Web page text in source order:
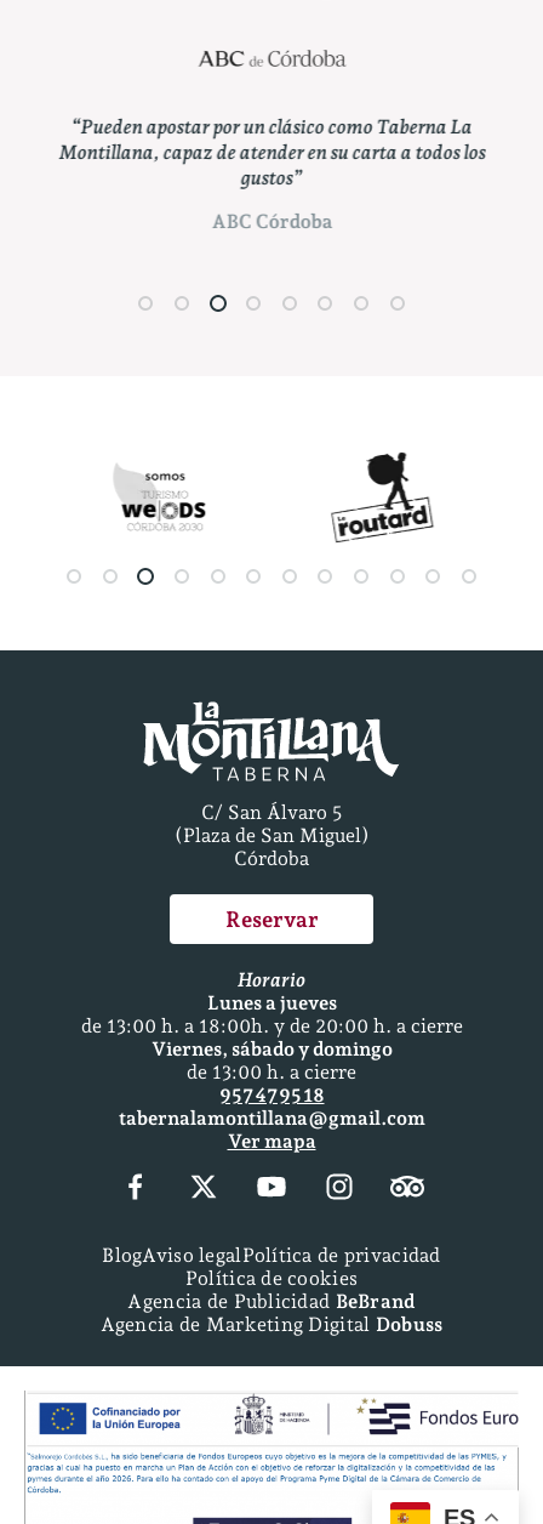
“Pueden apostar por un clásico como Taberna La
Montillana, capaz de atender en su carta a todos los
gustos”
ABC Córdoba
C/ San Álvaro 5
(Plaza de San Miguel)
Córdoba
Reservar
Horario
Lunes a jueves
de 13:00 h. a 18:00h. y de 20:00 h. a cierre
Viernes, sábado y domingo
de 13:00 h. a cierre
957 47 95 18
tabernalamontillana@gmail.com
Ver mapa
BlogAviso legal Política de privacidad
Política de cookies
Agencia de Publicidad BeBrand
Agencia de Marketing Digital Dobuss
ES